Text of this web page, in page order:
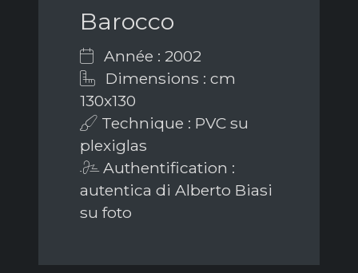
Barocco
Année : 2002
Dimensions : cm
130x130
Technique : PVC su
plexiglas
Authentification :
autentica di Alberto Biasi
su foto